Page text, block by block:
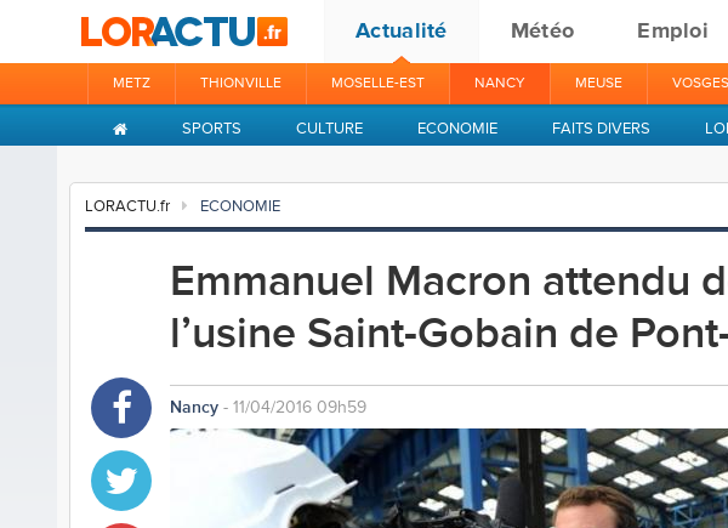
Actualité Météo Emploi
METZ THIONVILLE MOSELLE-EST NANCY MEUSE VOSGES
SPORTS CULTURE ECONOMIE FAITS DIVERS
LORACTU.fr ECONOMIE
Emmanuel Macron attendu
l’usine Saint-Gobain de
Nancy - 11/04/2016 09h59